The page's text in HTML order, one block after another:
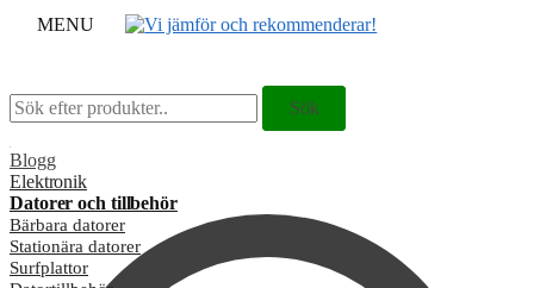
MENU
Sök
efter:
Sök
Blogg
Sök
efter:
Sök
Elektronik
Datorer och tillbehör
Bärbara datorer
Stationära datorer
Surfplattor